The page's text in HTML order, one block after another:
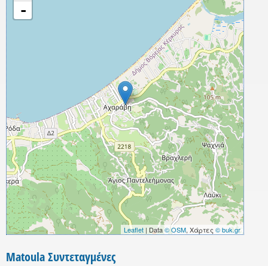
-
Leaflet | Data© OSM, Χάρτες © buk.gr
Matoula Συντεταγμένες